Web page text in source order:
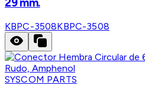
KBPC-3508KBPC-3508
SYSCOM PARTS